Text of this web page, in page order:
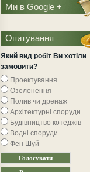
Ми в Google +
Опитування
Який вид робіт Ви хотіли
замовити?
Проектування
Озеленення
Полив чи дренаж
Архітектурні споруди
Будівництво котеджів
Водні споруди
Фен Шуй